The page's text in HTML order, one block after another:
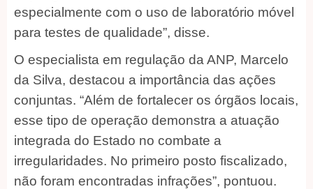
especialmente com o uso de laboratório móvel
para testes de qualidade”, disse.
O especialista em regulação da ANP, Marcelo
da Silva, destacou a importância das ações
conjuntas. “Além de fortalecer os órgãos locais,
esse tipo de operação demonstra a atuação
integrada do Estado no combate a
irregularidades. No primeiro posto fiscalizado,
não foram encontradas infrações”, pontuou.